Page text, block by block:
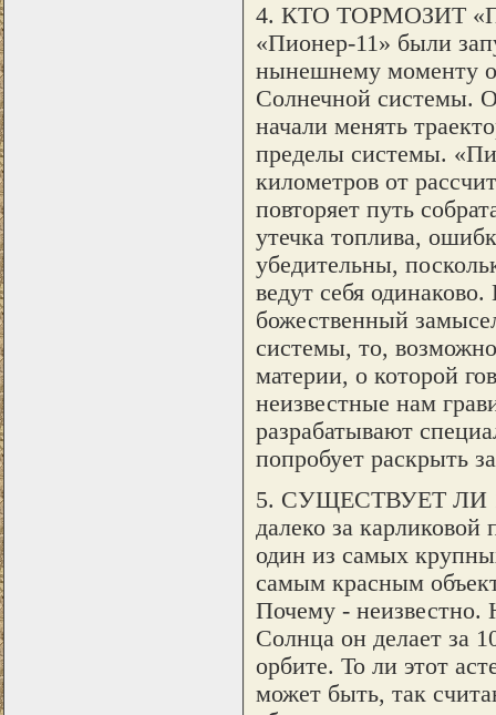
4. КТО ТОРМОЗИТ
«Пионер-11» были
нынешнему моменту
Солнечной системы.
начали менять
пределы системы.
километров от
повторяет путь
утечка топлива,
убедительны,
ведут себя
божественный
системы, то,
материи, о которой
неизвестные нам
разрабатывают
попробует раскрыть
5. СУЩЕСТВУЕТ ЛИ
далеко за
один из самых
самым красным
Почему - неизвестно.
Солнца он делает за
орбите. То ли этот
может быть, так